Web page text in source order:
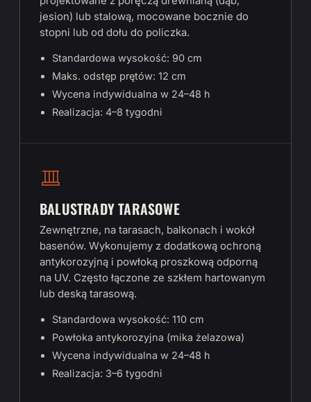
jesion) lub stalową, mocowane bocznie do
stopni lub od dołu do policzka.
Standardowa wysokość: 90 cm
Maks. odstęp prętów: 12 cm
Wycena indywidualna w 24–48 h
Realizacja: 4–8 tygodni
BALUSTRADY TARASOWE
Zewnętrzne, na tarasach, balkonach i wokół
basenów. Wykonujemy z dodatkową ochroną
antykorozyjną i powłoką proszkową odporną
na UV. Często łączone ze szkłem hartowanym
lub deską tarasową.
Standardowa wysokość: 110 cm
Powłoka antykorozyjna (mika żelazowa)
Wycena indywidualna w 24–48 h
Realizacja: 3–6 tygodni